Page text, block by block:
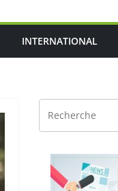
INTERNATIONAL